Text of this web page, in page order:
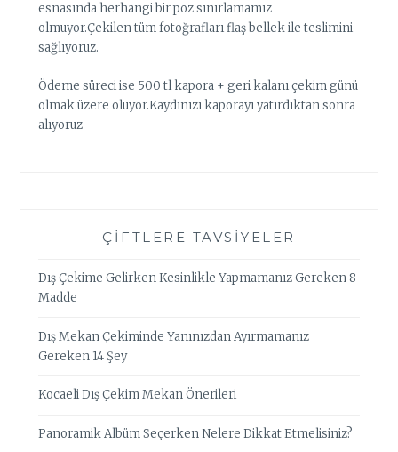
esnasında herhangi bir poz sınırlamamız
olmuyor.Çekilen tüm fotoğrafları flaş bellek ile teslimini
sağlıyoruz.
Ödeme süreci ise 500 tl kapora + geri kalanı çekim günü
olmak üzere oluyor.Kaydınızı kaporayı yatırdıktan sonra
alıyoruz
ÇIFTLERE TAVSIYELER
Dış Çekime Gelirken Kesinlikle Yapmamanız Gereken 8
Madde
Dış Mekan Çekiminde Yanınızdan Ayırmamanız
Gereken 14 Şey
Kocaeli Dış Çekim Mekan Önerileri
Panoramik Albüm Seçerken Nelere Dikkat Etmelisiniz?